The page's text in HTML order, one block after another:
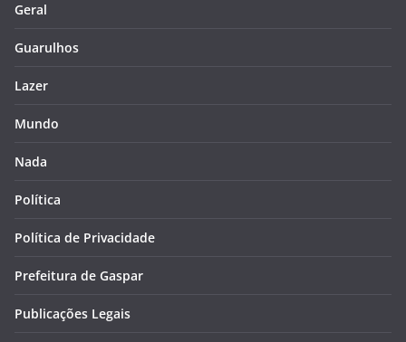
Geral
Guarulhos
Lazer
Mundo
Nada
Política
Política de Privacidade
Prefeitura de Gaspar
Publicações Legais